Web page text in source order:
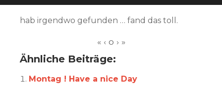
hab irgendwo gefunden … fand das toll.
Ähnliche Beiträge:
Montag ! Have a nice Day